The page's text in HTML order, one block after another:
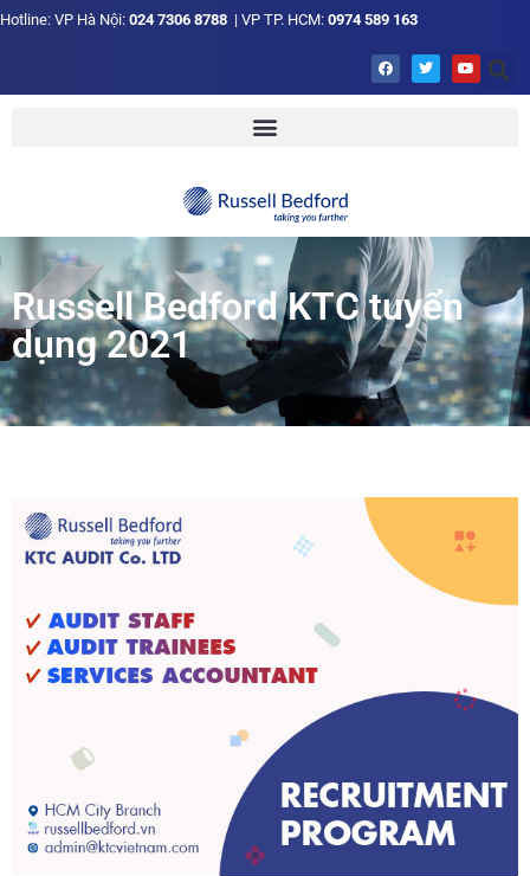
Hotline: VP Hà Nội: 024 7306 8788 | VP TP. HCM: 0974 589 163
Russell Bedford KTC tuyển
dụng 2021